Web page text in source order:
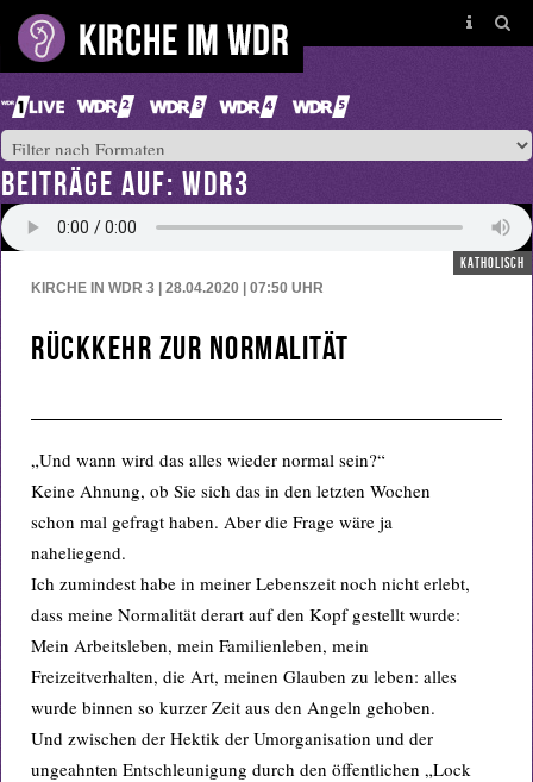
BEITRÄGE AUF: WDR3
katholisch
KIRCHE IN WDR 3 | 28.04.2020 | 07:50 UHR
Rückkehr zur Normalität
„Und wann wird das alles wieder normal sein?“
Keine Ahnung, ob Sie sich das in den letzten Wochen
schon mal gefragt haben. Aber die Frage wäre ja
naheliegend.
Ich zumindest habe in meiner Lebenszeit noch nicht erlebt,
dass meine Normalität derart auf den Kopf gestellt wurde:
Mein Arbeitsleben, mein Familienleben, mein
Freizeitverhalten, die Art, meinen Glauben zu leben: alles
wurde binnen so kurzer Zeit aus den Angeln gehoben.
Und zwischen der Hektik der Umorganisation und der
ungeahnten Entschleunigung durch den öffentlichen „Lock